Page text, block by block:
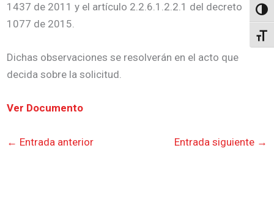
1437 de 2011 y el artículo 2.2.6.1.2.2.1 del decreto
1077 de 2015.
Dichas observaciones se resolverán en el acto que
decida sobre la solicitud.
Ver Documento
← Entrada anterior Entrada siguiente →